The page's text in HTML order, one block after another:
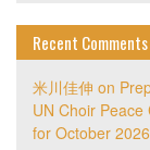
Recent Comments
米川佳伸 on
UN Choir
for October